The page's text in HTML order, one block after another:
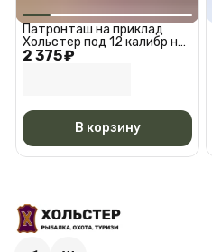
2 375 ₽
Патронташ на приклад
Хольстер под 12 калибр на
5 патронов из натуральной
В корзину